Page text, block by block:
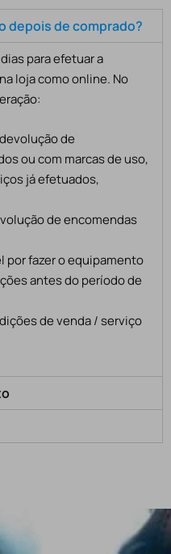
depois de comprado?
para efetuar a
loja como online. No
de
ou com marcas de uso,
já efetuados,
de encomendas
por fazer o equipamento
antes do período de
de venda / serviço